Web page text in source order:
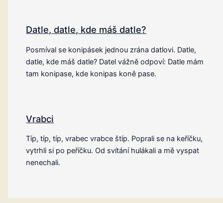
Datle, datle, kde máš datle?
Posmíval se konipásek jednou zrána datlovi. Datle,
datle, kde máš datle? Datel vážně odpoví: Datle mám
tam konipase, kde konipas koně pase.
Vrabci
Típ, típ, típ, vrabec vrabce štíp. Poprali se na keříčku,
vytrhli si po peříčku. Od svítání hulákali a mě vyspat
nenechali.